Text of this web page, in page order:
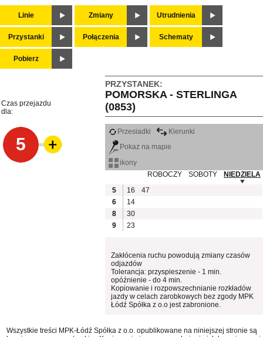
Linie Zmiany Utrudnienia
Przystanki Połączenia Schematy
Pobierz
PRZYSTANEK:
POMORSKA - STERLINGA
(0853)
Czas przejazdu
dla:
5
Przesiadki
Kierunki
Pokaż na mapie
ikony
ROBOCZY
SOBOTY
NIEDZIELA
5
16
47
6
14
8
30
9
23
Zakłócenia ruchu powodują zmiany czasów
odjazdów
Tolerancja: przyspieszenie - 1 min.
opóźnienie - do 4 min.
Kopiowanie i rozpowszechnianie rozkładów
jazdy w celach zarobkowych bez zgody MPK
Łódź Spółka z o.o jest zabronione.
Wszystkie treści MPK-Łódź Spółka z o.o. opublikowane na niniejszej stronie są